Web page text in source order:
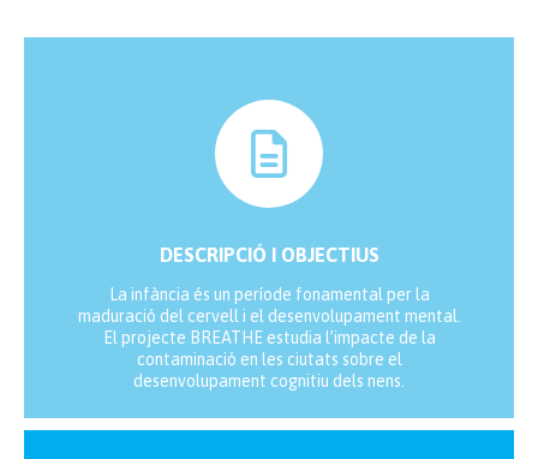
DESCRIPCIÓ I OBJECTIUS
La infància és un període fonamental per la
maduració del cervell i el desenvolupament mental.
El projecte BREATHE estudia l’impacte de la
contaminació en les ciutats sobre el
desenvolupament cognitiu dels nens.